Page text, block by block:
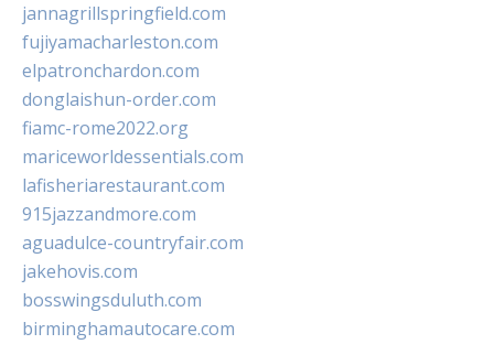
jannagrillspringfield.com
fujiyamacharleston.com
elpatronchardon.com
donglaishun-order.com
fiamc-rome2022.org
mariceworldessentials.com
lafisheriarestaurant.com
915jazzandmore.com
aguadulce-countryfair.com
jakehovis.com
bosswingsduluth.com
birminghamautocare.com